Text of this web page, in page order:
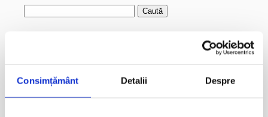
Consimțământ Detalii Despre
Caută
Crystal Carter